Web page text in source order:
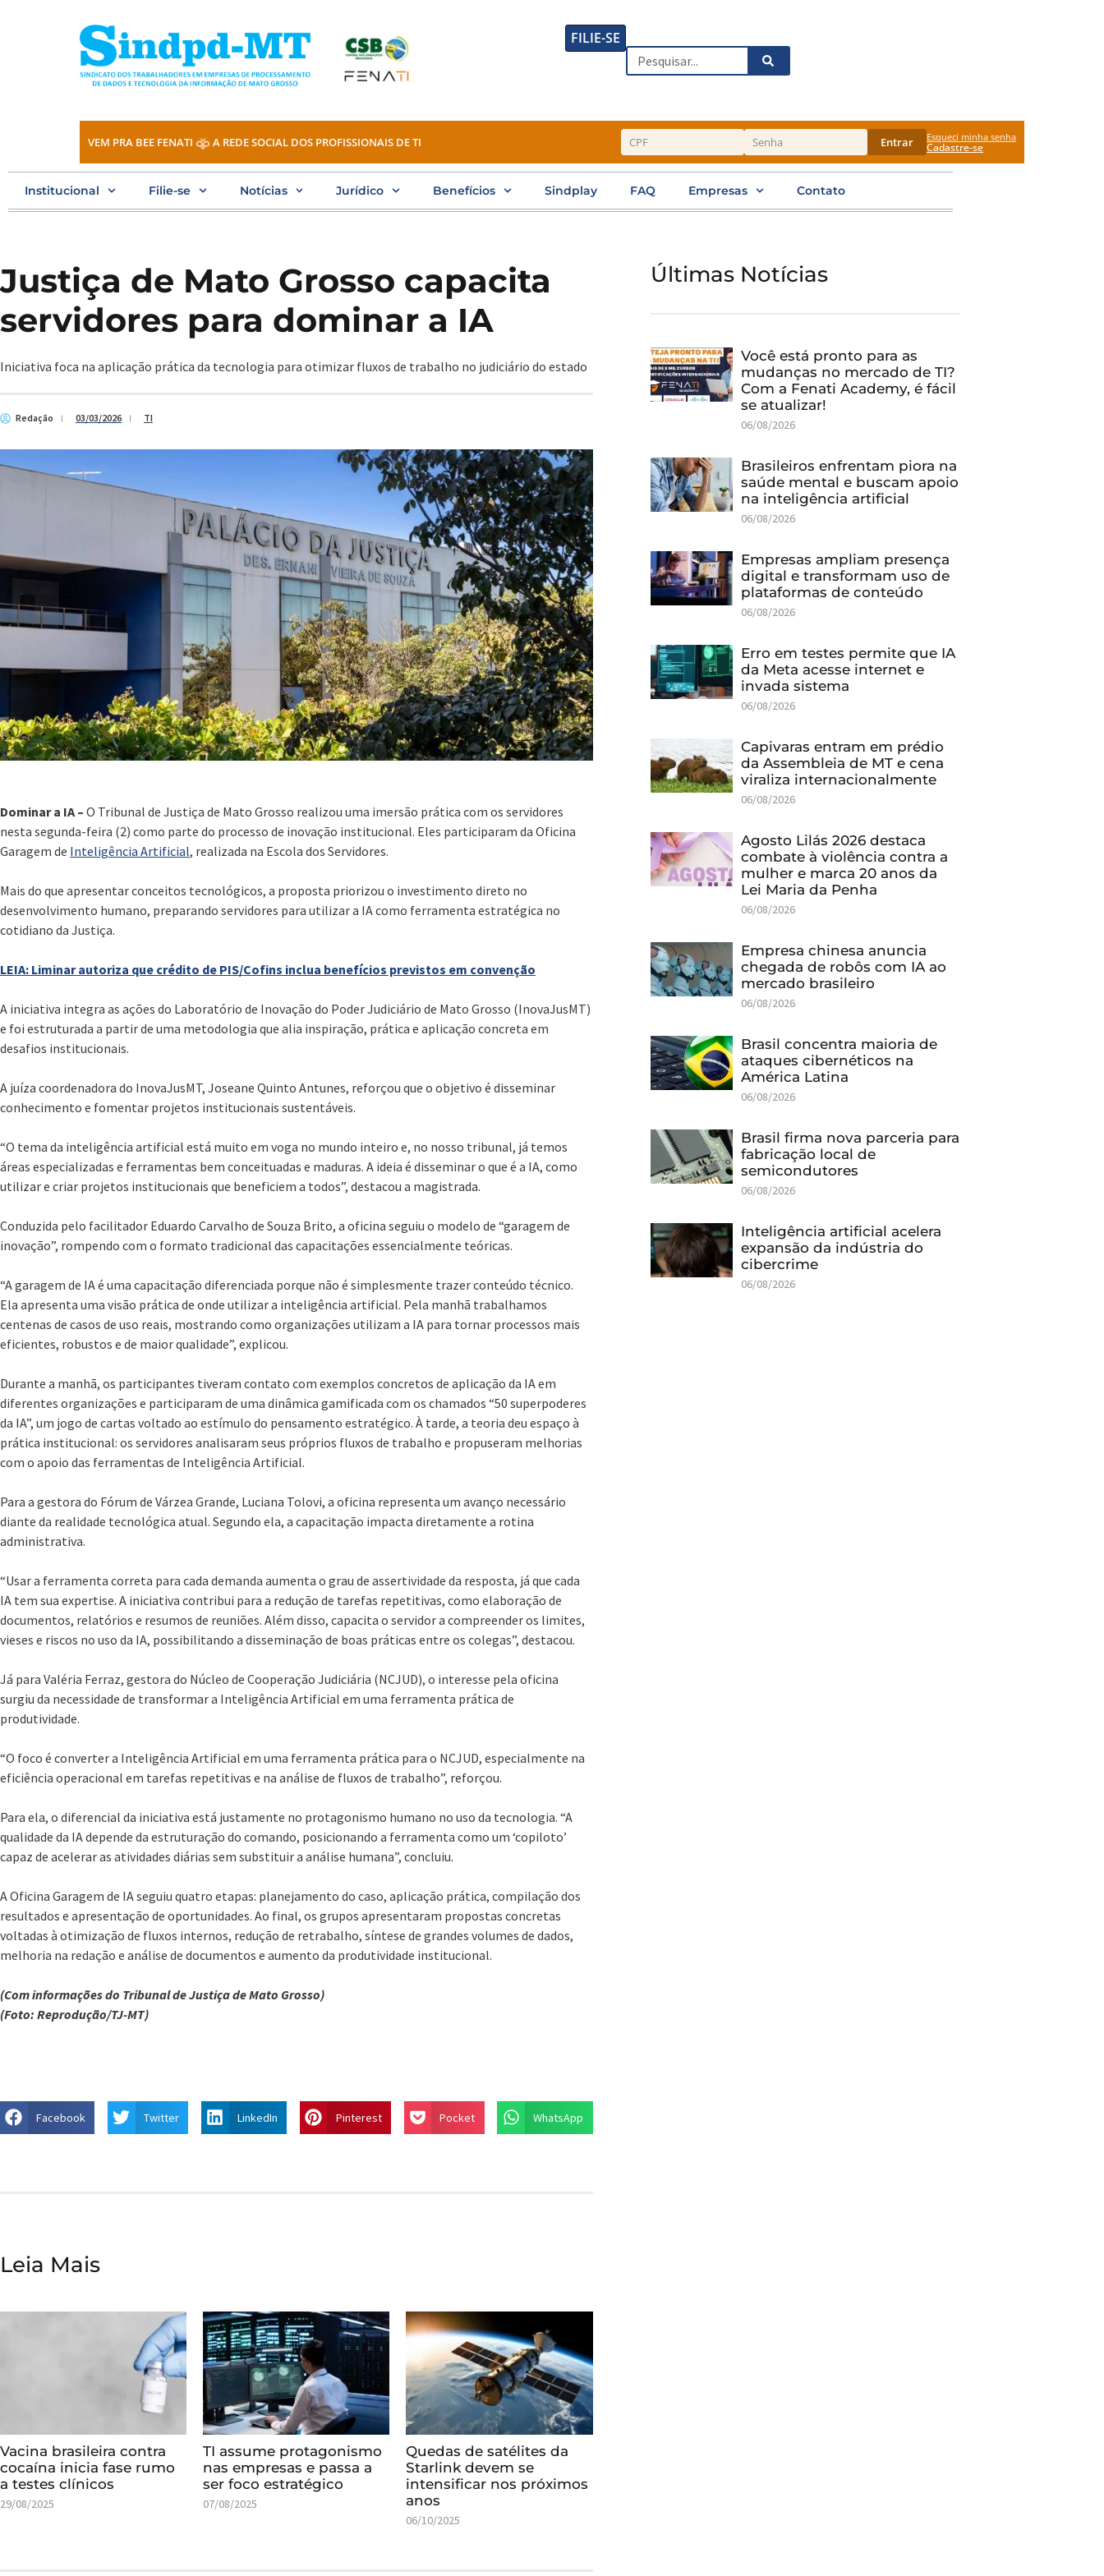
FILIE-SE
Search
VEM PRA BEE FENATI A REDE SOCIAL DOS PROFISSIONAIS DE TI Entrar Esqueci minha senha
Cadastre-se
Institucional Filie-se Notícias Jurídico Benefícios Sindplay FAQ Empresas Contato
Justiça de Mato Grosso capacita
servidores para dominar a IA
Iniciativa foca na aplicação prática da tecnologia para otimizar fluxos de trabalho no judiciário do estado
Redação 03/03/2026 TI
Dominar a IA – O Tribunal de Justiça de Mato Grosso realizou uma imersão prática com os servidores
nesta segunda-feira (2) como parte do processo de inovação institucional. Eles participaram da Oficina
Garagem de Inteligência Artificial, realizada na Escola dos Servidores.
Mais do que apresentar conceitos tecnológicos, a proposta priorizou o investimento direto no
desenvolvimento humano, preparando servidores para utilizar a IA como ferramenta estratégica no
cotidiano da Justiça.
LEIA: Liminar autoriza que crédito de PIS/Cofins inclua benefícios previstos em convenção
A iniciativa integra as ações do Laboratório de Inovação do Poder Judiciário de Mato Grosso (InovaJusMT)
e foi estruturada a partir de uma metodologia que alia inspiração, prática e aplicação concreta em
desafios institucionais.
A juíza coordenadora do InovaJusMT, Joseane Quinto Antunes, reforçou que o objetivo é disseminar
conhecimento e fomentar projetos institucionais sustentáveis.
“O tema da inteligência artificial está muito em voga no mundo inteiro e, no nosso tribunal, já temos
áreas especializadas e ferramentas bem conceituadas e maduras. A ideia é disseminar o que é a IA, como
utilizar e criar projetos institucionais que beneficiem a todos”, destacou a magistrada.
Conduzida pelo facilitador Eduardo Carvalho de Souza Brito, a oficina seguiu o modelo de “garagem de
inovação”, rompendo com o formato tradicional das capacitações essencialmente teóricas.
“A garagem de IA é uma capacitação diferenciada porque não é simplesmente trazer conteúdo técnico.
Ela apresenta uma visão prática de onde utilizar a inteligência artificial. Pela manhã trabalhamos
centenas de casos de uso reais, mostrando como organizações utilizam a IA para tornar processos mais
eficientes, robustos e de maior qualidade”, explicou.
Durante a manhã, os participantes tiveram contato com exemplos concretos de aplicação da IA em
diferentes organizações e participaram de uma dinâmica gamificada com os chamados “50 superpoderes
da IA”, um jogo de cartas voltado ao estímulo do pensamento estratégico. À tarde, a teoria deu espaço à
prática institucional: os servidores analisaram seus próprios fluxos de trabalho e propuseram melhorias
com o apoio das ferramentas de Inteligência Artificial.
Para a gestora do Fórum de Várzea Grande, Luciana Tolovi, a oficina representa um avanço necessário
diante da realidade tecnológica atual. Segundo ela, a capacitação impacta diretamente a rotina
administrativa.
“Usar a ferramenta correta para cada demanda aumenta o grau de assertividade da resposta, já que cada
IA tem sua expertise. A iniciativa contribui para a redução de tarefas repetitivas, como elaboração de
documentos, relatórios e resumos de reuniões. Além disso, capacita o servidor a compreender os limites,
vieses e riscos no uso da IA, possibilitando a disseminação de boas práticas entre os colegas”, destacou.
Já para Valéria Ferraz, gestora do Núcleo de Cooperação Judiciária (NCJUD), o interesse pela oficina
surgiu da necessidade de transformar a Inteligência Artificial em uma ferramenta prática de
produtividade.
“O foco é converter a Inteligência Artificial em uma ferramenta prática para o NCJUD, especialmente na
eficiência operacional em tarefas repetitivas e na análise de fluxos de trabalho”, reforçou.
Para ela, o diferencial da iniciativa está justamente no protagonismo humano no uso da tecnologia. “A
qualidade da IA depende da estruturação do comando, posicionando a ferramenta como um ‘copiloto’
capaz de acelerar as atividades diárias sem substituir a análise humana”, concluiu.
A Oficina Garagem de IA seguiu quatro etapas: planejamento do caso, aplicação prática, compilação dos
resultados e apresentação de oportunidades. Ao final, os grupos apresentaram propostas concretas
voltadas à otimização de fluxos internos, redução de retrabalho, síntese de grandes volumes de dados,
melhoria na redação e análise de documentos e aumento da produtividade institucional.
(Com informações do Tribunal de Justiça de Mato Grosso)
(Foto: Reprodução/TJ-MT)
Facebook Twitter LinkedIn Pinterest Pocket WhatsApp
Leia Mais
Vacina brasileira contra
cocaína inicia fase rumo
a testes clínicos
29/08/2025
TI assume protagonismo
nas empresas e passa a
ser foco estratégico
07/08/2025
Quedas de satélites da
Starlink devem se
intensificar nos próximos
anos
06/10/2025
Últimas Notícias
Você está pronto para as
mudanças no mercado de TI?
Com a Fenati Academy, é fácil
se atualizar!
06/08/2026
Brasileiros enfrentam piora na
saúde mental e buscam apoio
na inteligência artificial
06/08/2026
Empresas ampliam presença
digital e transformam uso de
plataformas de conteúdo
06/08/2026
Erro em testes permite que IA
da Meta acesse internet e
invada sistema
06/08/2026
Capivaras entram em prédio
da Assembleia de MT e cena
viraliza internacionalmente
06/08/2026
Agosto Lilás 2026 destaca
combate à violência contra a
mulher e marca 20 anos da
Lei Maria da Penha
06/08/2026
Empresa chinesa anuncia
chegada de robôs com IA ao
mercado brasileiro
06/08/2026
Brasil concentra maioria de
ataques cibernéticos na
América Latina
06/08/2026
Brasil firma nova parceria para
fabricação local de
semicondutores
06/08/2026
Inteligência artificial acelera
expansão da indústria do
cibercrime
06/08/2026